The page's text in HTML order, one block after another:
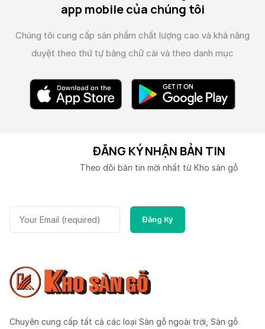
app mobile của chúng tôi
Chúng tôi cung cấp sản phẩm chất lượng cao và khả năng
duyệt theo thứ tự bảng chữ cái và theo danh mục
ĐĂNG KÝ NHẬN BẢN TIN
Theo dõi bản tin mời nhất từ Kho sàn gỗ
Chuyên cung cấp tất cả các loại Sàn gỗ ngoài trời, Sàn gỗ